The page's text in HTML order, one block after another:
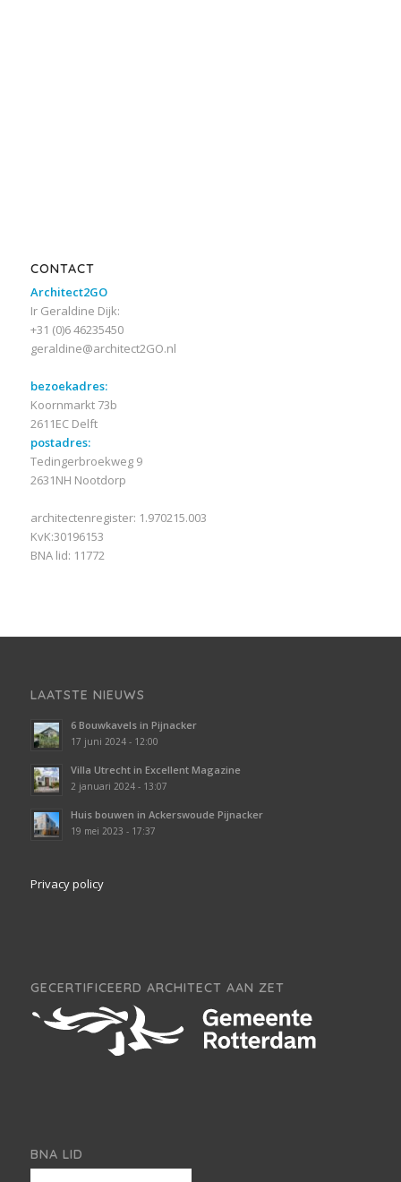
CONTACT
Architect2GO
Ir Geraldine Dijk:
+31 (0)6 46235450
geraldine@architect2GO.nl
bezoekadres:
Koornmarkt 73b
2611EC Delft
postadres:
Tedingerbroekweg 9
2631NH Nootdorp
architectenregister: 1.970215.003
KvK:30196153
BNA lid: 11772
LAATSTE NIEUWS
6 Bouwkavels in Pijnacker
17 juni 2024 - 12:00
Villa Utrecht in Excellent Magazine
2 januari 2024 - 13:07
Huis bouwen in Ackerswoude Pijnacker
19 mei 2023 - 17:37
Privacy policy
GECERTIFICEERD ARCHITECT AAN ZET
BNA LID